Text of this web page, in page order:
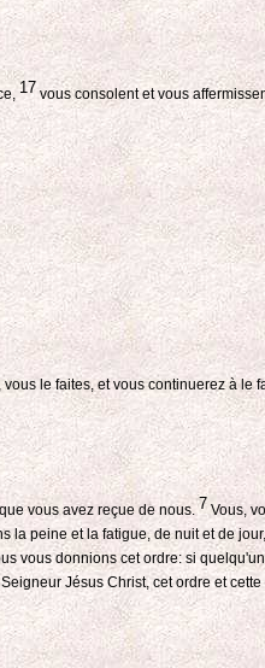
17 vous consolent et vous
le faites, et vous continuerez à le
vous avez reçue de nous.7 Vous,
peine et la fatigue, de nuit et de
vous donnions cet ordre: si
Jésus Christ, cet ordre et